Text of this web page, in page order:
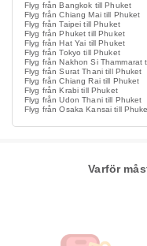
Flyg från Bangkok till Phuket
Flyg från Chiang Mai till Phuket
Flyg från Taipei till Phuket
Flyg från Phuket till Phuket
Flyg från Hat Yai till Phuket
Flyg från Tokyo till Phuket
Flyg från Nakhon Si Thammarat
Flyg från Surat Thani till Phuket
Flyg från Chiang Rai till Phuket
Flyg från Krabi till Phuket
Flyg från Udon Thani till Phuket
Flyg från Osaka Kansai till
Varför